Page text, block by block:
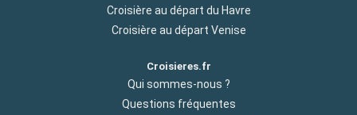
Croisière au départ du Havre
Croisière au départ Venise
Croisieres.fr
Qui sommes-nous ?
Questions fréquentes